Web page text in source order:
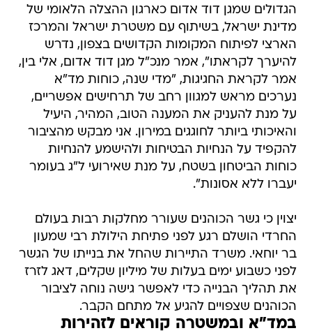
הגדולים שמגן דוד אדום כארגון ההצלה הלאומי של
מדינת ישראל, בשיתוף עם משטרת ישראל והמרכז
הארצי לפיתוח המקומות הקדושים בצפון, נדרש
להיערך לקראתו", אמר מנכ"ל מגן דוד אדום, אלי בין,
אמר לקראת החגיגות, "מדי שנה, כוחות מד"א
נערכים מראש למגוון רחב של תרחישים אפשריים,
על מנת להעניק את המענה הטוב, המהיר, היעיל
והאיכותי ביותר לחוגגים במירון. אני מבקש מהציבור
להקפיד על הנחיות הבטיחות ולהישמע להנחיות
כוחות הביטחון בשטח, על מנת שאירועי ל"ג בעומר
יעברו ללא אסונות".
יצוין כי גשר הכוהנים שעורר מחלקות רבות בעולם
החרדי הושלם רגע לפני פתיחת הילולת רבי שמעון
בר יוחאי. משרד התיירות שהחל את בנייתו של הגשר
לפני כשבוע ימים בעלות של מיליון שקלים, דאג לזרז
את תהליך הבנייה כדי לאפשר גישה נוחה לציבור
הכוהנים שצפויים להגיע אל מתחם הקבר.
במד"א ובמשטרה קוראים לזהירות